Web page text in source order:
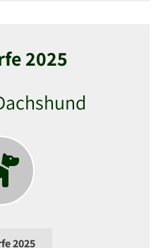
2025
2025